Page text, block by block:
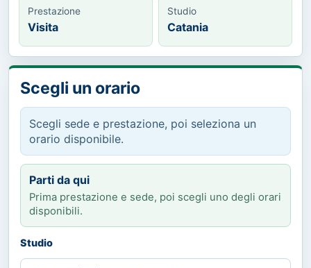
Prestazione
Visita
Studio
Catania
Scegli un orario
Scegli sede e prestazione, poi seleziona un
orario disponibile.
Parti da qui
Prima prestazione e sede, poi scegli uno degli orari
disponibili.
Studio